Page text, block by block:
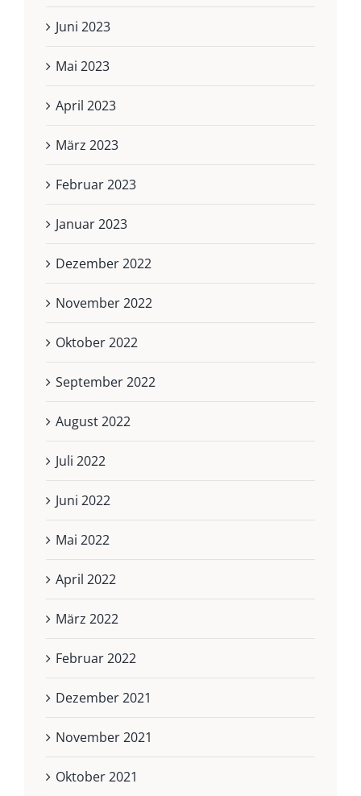
Juni 2023
Mai 2023
April 2023
März 2023
Februar 2023
Januar 2023
Dezember 2022
November 2022
Oktober 2022
September 2022
August 2022
Juli 2022
Juni 2022
Mai 2022
April 2022
März 2022
Februar 2022
Dezember 2021
November 2021
Oktober 2021